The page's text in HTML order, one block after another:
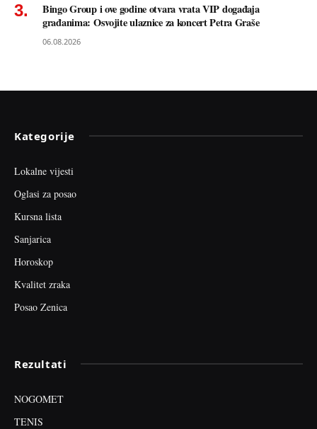
Bingo Group i ove godine otvara vrata VIP događaja
građanima: Osvojite ulaznice za koncert Petra Graše
06.08.2026
Kategorije
Lokalne vijesti
Oglasi za posao
Kursna lista
Sanjarica
Horoskop
Kvalitet zraka
Posao Zenica
Rezultati
NOGOMET
TENIS